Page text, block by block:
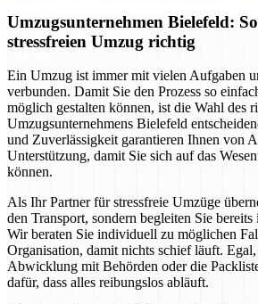
Umzugsunternehmen Bielefeld:
stressfreien Umzug richtig
Ein Umzug ist immer mit vielen Aufgaben
verbunden. Damit Sie den Prozess so
möglich gestalten können, ist die Wahl des
Umzugsunternehmens Bielefeld
und Zuverlässigkeit garantieren Ihnen von
Unterstützung, damit Sie sich auf das
können.
Als Ihr Partner für stressfreie Umzüge
den Transport, sondern begleiten Sie bereits
Wir beraten Sie individuell zu möglichen
Organisation, damit nichts schief läuft.
Abwicklung mit Behörden oder die
dafür, dass alles reibungslos abläuft.